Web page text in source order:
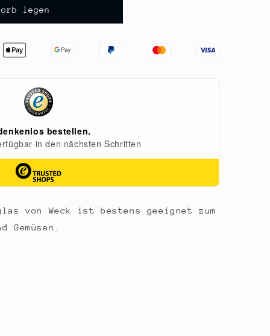
legen
von Weck ist bestens geeignet zum
Gemüsen.